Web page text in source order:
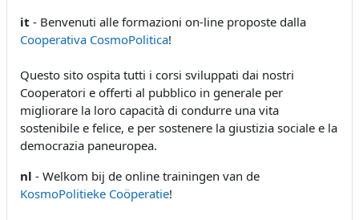
it - Benvenuti alle formazioni on-line proposte dalla
Cooperativa CosmoPolitica!
Questo sito ospita tutti i corsi sviluppati dai nostri
Cooperatori e offerti al pubblico in generale per
migliorare la loro capacità di condurre una vita
sostenibile e felice, e per sostenere la giustizia sociale e la
democrazia paneuropea.
nl - Welkom bij de online trainingen van de
KosmoPolitieke Coöperatie!